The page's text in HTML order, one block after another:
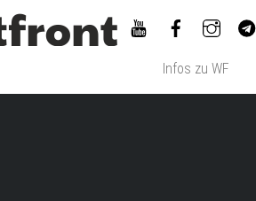
Infos zu WF